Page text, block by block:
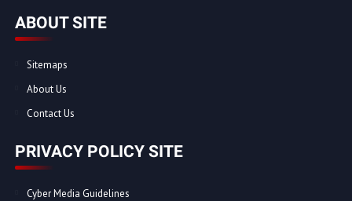
ABOUT SITE
Sitemaps
About Us
Contact Us
PRIVACY POLICY SITE
Cyber Media Guidelines